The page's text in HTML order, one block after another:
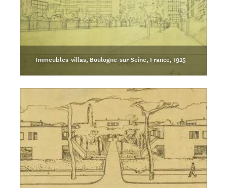
Immeubles-villas, Boulogne-sur-Seine, France, 1925